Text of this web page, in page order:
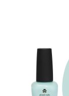
Дизайн ногтей
Инструменты